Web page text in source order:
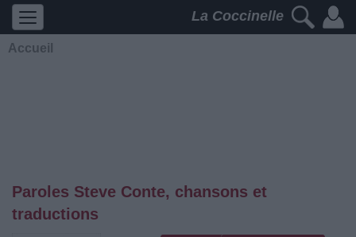
La Coccinelle
Accueil
Paroles Steve Conte, chansons et
traductions